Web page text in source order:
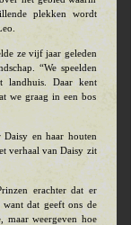
plekken wordt
ze vijf jaar geleden
“We speelden
landhuis. Daar kent
we graag in een bos
Daisy en haar houten
verhaal van Daisy zit
erachter dat er
dat geeft ons de
maar weergeven hoe